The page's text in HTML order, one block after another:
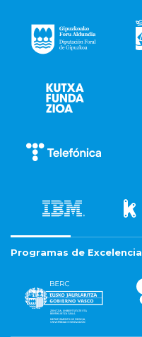
Programas de Excelencia